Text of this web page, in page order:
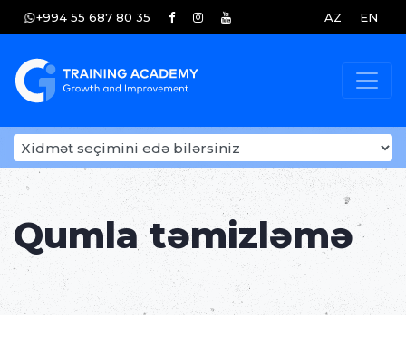
+994 55 687 80 35 AZ EN
Qumla təmizləmə